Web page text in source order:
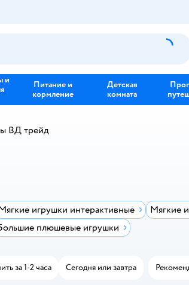
и
Питание и
кормление
Детская
комната
ВД трейд
игрушки интерактивные
Мягкие
плюшевые игрушки
за 1-2 часа Сегодня или завтра